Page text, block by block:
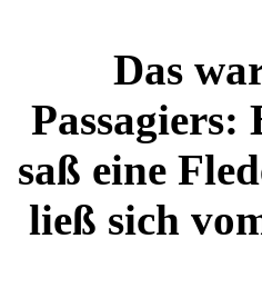
Das
saß eine
ließ sich